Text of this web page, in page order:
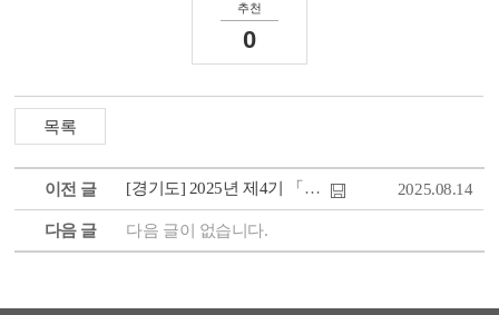
추천
0
이전 글 [경기도] 2025년 제4기 「경기재도전학교」 2025.08.14
다음 글 다음 글이 없습니다.